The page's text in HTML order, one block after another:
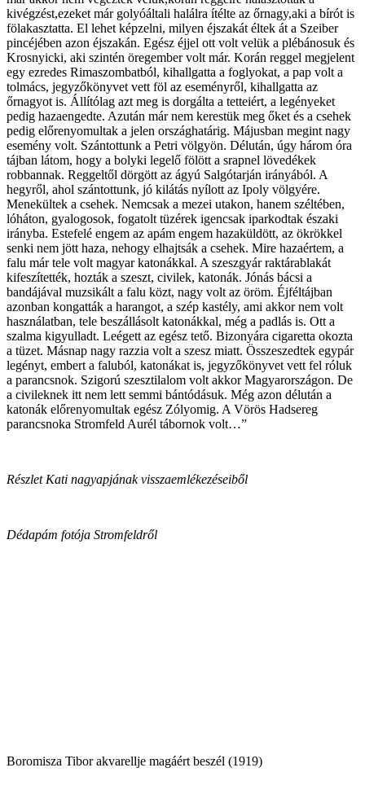
kivégzést,ezeket már golyóáltali halálra ítélte az őrnagy,aki a bírót is
fölakasztatta. El lehet képzelni, milyen éjszakát éltek át a Szeiber
pincéjében azon éjszakán. Egész éjjel ott volt velük a plébánosuk és
Krosnyicki, aki szintén öregember volt már. Korán reggel megjelent
egy ezredes Rimaszombatból, kihallgatta a foglyokat, a pap volt a
tolmács, jegyzőkönyvet vett föl az eseményről, kihallgatta az
őrnagyot is. Állítólag azt meg is dorgálta a tetteiért, a legényeket
pedig hazaengedte. Azután már nem kerestük meg őket és a csehek
pedig előrenyomultak a jelen országhatárig. Májusban megint nagy
esemény volt. Szántottunk a Petri völgyön. Délután, úgy három óra
tájban látom, hogy a bolyki legelő fölött a srapnel lövedékek
robbannak. Reggeltől dörgött az ágyú Salgótarján irányából. A
hegyről, ahol szántottunk, jó kilátás nyílott az Ipoly völgyére.
Menekültek a csehek. Nemcsak a mezei utakon, hanem széltében,
lóháton, gyalogosok, fogatolt tüzérek igencsak iparkodtak északi
irányba. Estefelé engem az apám engem hazaküldött, az ökrökkel
senki nem jött haza, nehogy elhajtsák a csehek. Mire hazaértem, a
falu már tele volt magyar katonákkal. A szeszgyár raktárablakát
kifeszítették, hozták a szeszt, civilek, katonák. Jónás bácsi a
bandájával muzsikált a falu közt, nagy volt az öröm. Éjféltájban
azonban kongatták a harangot, a szép kastély, ami akkor nem volt
használatban, tele beszállásolt katonákkal, még a padlás is. Ott a
szalma kigyulladt. Leégett az egész tető. Bizonyára cigaretta okozta
a tüzet. Másnap nagy razzia volt a szesz miatt. Összeszedtek egypár
legényt, embert a faluból, katonákat is, jegyzőkönyvet vett fel róluk
a parancsnok. Szigorú szesztilalom volt akkor Magyarországon. De
a civileknek itt nem lett semmi bántódásuk. Még azon délután a
katonák előrenyomultak egész Zólyomig. A Vörös Hadsereg
parancsnoka Stromfeld Aurél tábornok volt…”
Részlet Kati nagyapjának visszaemlékezéseiből
Dédapám fotója Stromfeldről
Boromisza Tibor akvarellje magáért beszél (1919)